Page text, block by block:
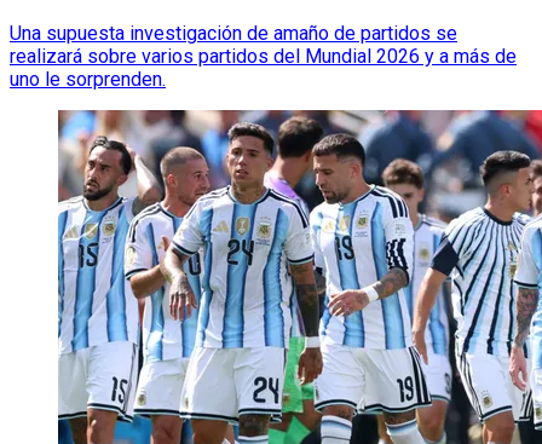
Una supuesta investigación de amaño de partidos se
realizará sobre varios partidos del Mundial 2026 y a más de
uno le sorprenden.